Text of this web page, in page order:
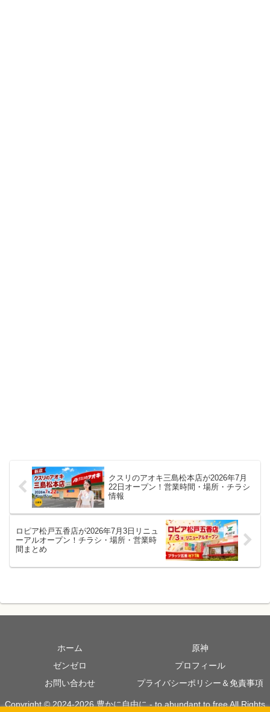
クスリのアオキ三島松本店が2026年7月
22日オープン！営業時間・場所・チラシ
情報
ロピア松戸五香店が2026年7月3日リニュ
ーアルオープン！チラシ・場所・営業時
間まとめ
ホーム
原神
ゼンゼロ
プロフィール
お問い合わせ
プライバシーポリシー＆免責事項
Copyright © 2024-2026 豊かに自由に - to abundant to free All Rights